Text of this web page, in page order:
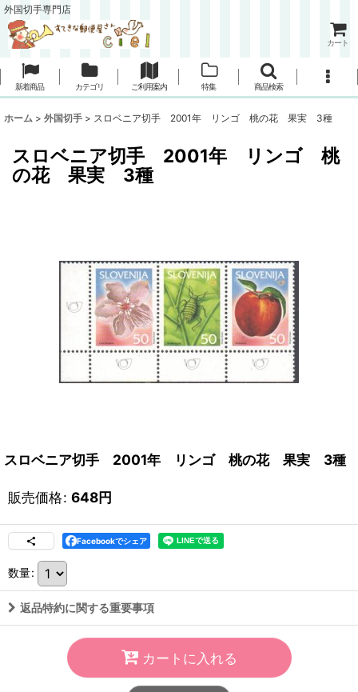
外国切手専門店
カート
新着商品 カテゴリ ご利用案内 特集 商品検索
ホーム > 外国切手 > スロベニア切手 2001年 リンゴ 桃の花 果実 3種
スロベニア切手 2001年 リンゴ 桃
の花 果実 3種
スロベニア切手 2001年 リンゴ 桃の花 果実 3種
販売価格: 648円
Facebookでシェア
数量:
返品特約に関する重要事項
カートに入れる